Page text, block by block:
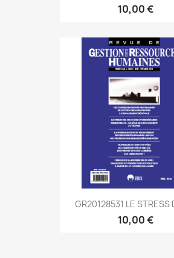
10,00 €
GR20128531 LE STRESS
10,00 €